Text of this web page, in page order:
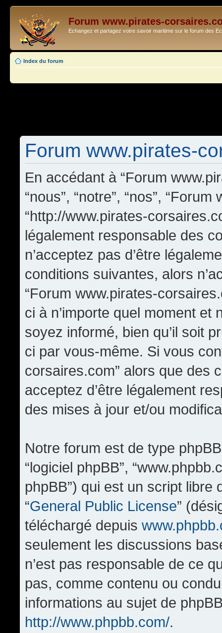
Forum www.pirates-
Echangez et partagez votre savoir maritime sur le forum des
Index du forum
Forum www.pirates-
En accédant à “Forum
“nous”, “notre”, “nos”,
“http://www.pirates-
légalement responsable des
n’acceptez pas d’être
conditions suivantes, alors
“Forum www.pirates-
ci à n’importe quel moment
soyez informé, bien qu’il soit
ci par vous-même. Si vous
corsaires.com” alors que des
acceptez d’être légalement
des mises à jour et/ou
Notre forum est de type phpBB
“logiciel phpBB”,
phpBB”) qui est un script
“General Public License”
téléchargé depuis
seulement les discussions
n’est pas responsable de ce
pas, comme contenu ou
informations au sujet de
http://www.phpbb.com/.